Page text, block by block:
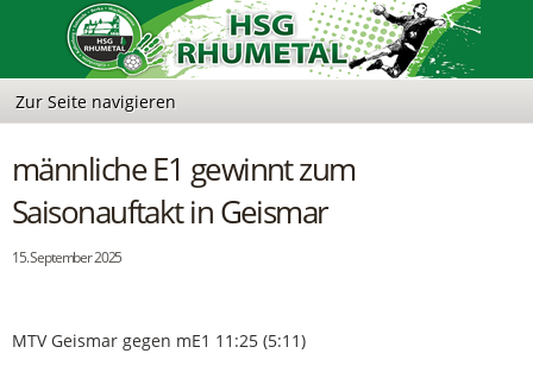
männliche E1 gewinnt zum
Saisonauftakt in Geismar
15. September 2025
MTV Geismar gegen mE1 11:25 (5:11)